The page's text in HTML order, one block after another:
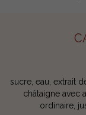
sucre, eau, extrait
châtaigne avec
ordinaire,